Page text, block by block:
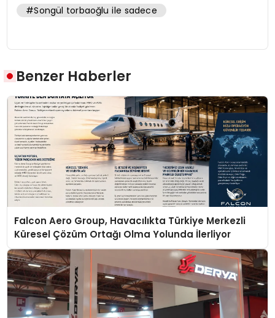
#Songül torbaoğlu ile sadece
Benzer Haberler
Falcon Aero Group, Havacılıkta Türkiye Merkezli
Küresel Çözüm Ortağı Olma Yolunda İlerliyor